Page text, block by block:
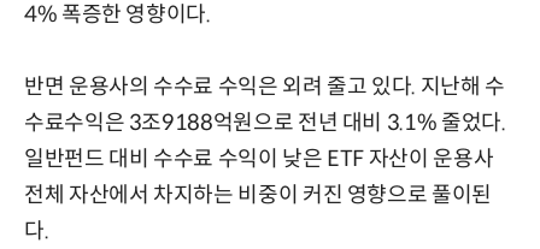
4% 폭증한 영향이다.
반면 운용사의 수수료 수익은 외려 줄고 있다. 지난해 수
수료수익은 3조9188억원으로 전년 대비 3.1% 줄었다.
일반펀드 대비 수수료 수익이 낮은 ETF 자산이 운용사
전체 자산에서 차지하는 비중이 커진 영향으로 풀이된
다.